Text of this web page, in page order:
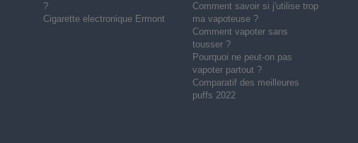
?
Cigarette electronique Ermont
Comment savoir si j'utilise trop
ma vapoteuse ?
Comment vapoter sans
tousser ?
Pourquoi ne peut-on pas
vapoter partout ?
Comparatif des meilleures
puffs 2022